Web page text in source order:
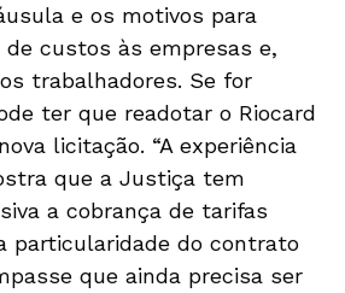
e os motivos para
custos às empresas e,
trabalhadores. Se for
ter que readotar o Riocard
licitação. “A experiência
que a Justiça tem
a cobrança de tarifas
particularidade do contrato
que ainda precisa ser